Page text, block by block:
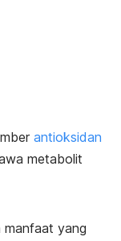
antioksidan
metabolit
manfaat yang